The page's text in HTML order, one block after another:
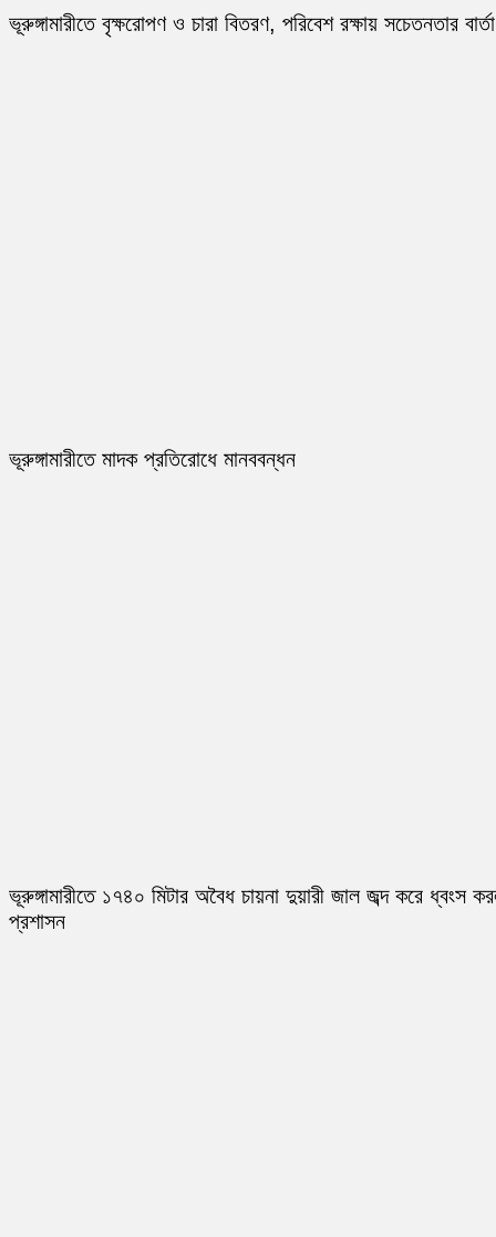
ভূরুঙ্গামারীতে বৃক্ষরোপণ ও চারা বিতরণ, পরিবেশ রক্ষায় সচেতনতার বার্তা
ভূরুঙ্গামারীতে মাদক প্রতিরোধে মানববন্ধন
ভূরুঙ্গামারীতে ১৭৪০ মিটার অবৈধ চায়না দুয়ারী জাল জব্দ করে ধ্বংস
প্রশাসন